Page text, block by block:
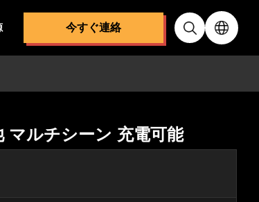
今すぐ連絡
マルチシーン 充電可能